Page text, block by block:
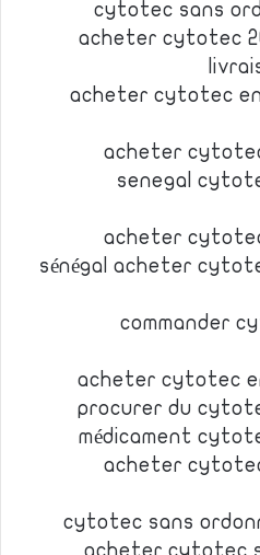
cytotec sans
acheter cytotec
acheter cytotec
acheter
senegal
acheter
sénégal acheter
commander
acheter cytotec
procurer du
médicament
acheter
cytotec sans
acheter cytotec